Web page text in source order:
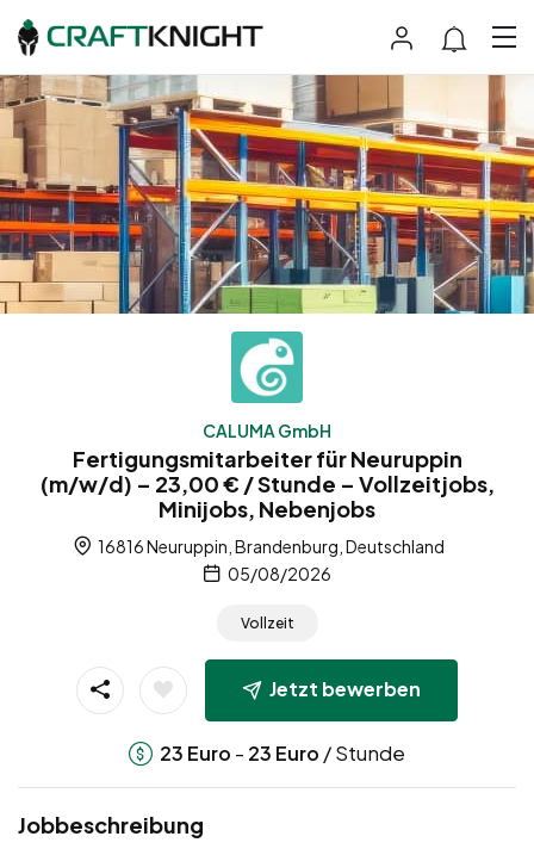
CALUMA GmbH
Fertigungsmitarbeiter für Neuruppin
(m/w/d) – 23,00 € / Stunde – Vollzeitjobs,
Minijobs, Nebenjobs
16816 Neuruppin, Brandenburg, Deutschland
05/08/2026
Vollzeit
Jetzt bewerben
23 Euro - 23 Euro / Stunde
Jobbeschreibung